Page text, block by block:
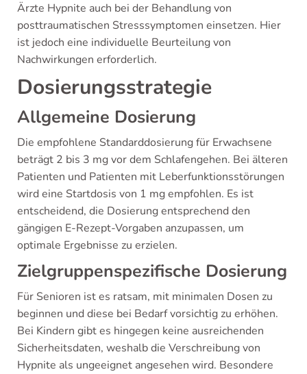
Ärzte Hypnite auch bei der Behandlung von
posttraumatischen Stresssymptomen einsetzen. Hier
ist jedoch eine individuelle Beurteilung von
Nachwirkungen erforderlich.
Dosierungsstrategie
Allgemeine Dosierung
Die empfohlene Standarddosierung für Erwachsene
beträgt 2 bis 3 mg vor dem Schlafengehen. Bei älteren
Patienten und Patienten mit Leberfunktionsstörungen
wird eine Startdosis von 1 mg empfohlen. Es ist
entscheidend, die Dosierung entsprechend den
gängigen E-Rezept-Vorgaben anzupassen, um
optimale Ergebnisse zu erzielen.
Zielgruppenspezifische Dosierung
Für Senioren ist es ratsam, mit minimalen Dosen zu
beginnen und diese bei Bedarf vorsichtig zu erhöhen.
Bei Kindern gibt es hingegen keine ausreichenden
Sicherheitsdaten, weshalb die Verschreibung von
Hypnite als ungeeignet angesehen wird. Besondere